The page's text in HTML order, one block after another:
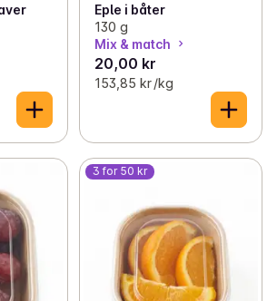
Eple i båter
130 g
Mix & match
20,00 kr
153,85 kr /kg
3 for 50 kr